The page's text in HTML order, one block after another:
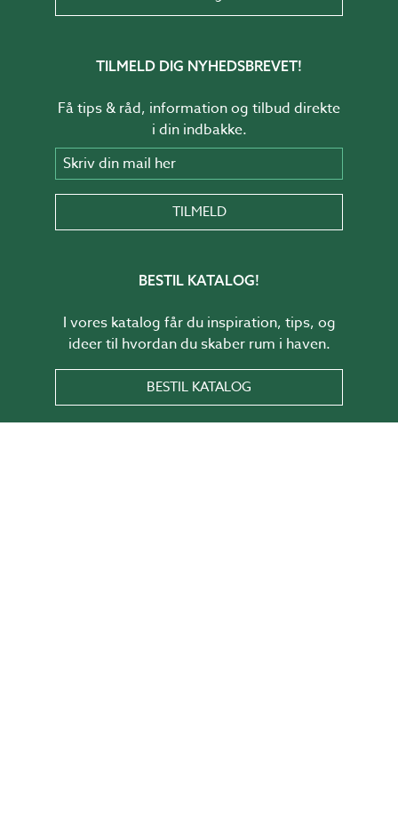
TILMELD DIG NYHEDSBREVET!
Få tips & råd, information og tilbud direkte
i din indbakke.
Skriv din mail her
TILMELD
BESTIL KATALOG!
I vores katalog får du inspiration, tips, og
ideer til hvordan du skaber rum i haven.
BESTIL KATALOG